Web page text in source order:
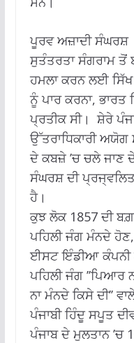
ਪੂਰਵ ਅਜ਼ਾਦੀ ਸੰਘਰਸ਼
ਸੁਤੰਤਰਤਾ ਸੰਗਰਾਮ ਤੋਂ
ਹਮਲਾ ਕਰਨ ਲਈ
ਨੂੰ ਪਾਰ ਕਰਨਾ, ਭਾਰਤ
ਪ੍ਰਤੀਕ ਸੀ। ਸ਼ੇਰੇ
ਉੱਤਰਾਧਿਕਾਰੀ ਅਯੋਗ
ਦੇ ਕਬਜ਼ੇ ’ਚ ਚਲੇ
ਸੰਘਰਸ਼ ਦੀ
ਹੈ।
ਕੁਝ ਲੋਕ 1857 ਦੀ
ਪਹਿਲੀ ਜੰਗ ਮੰਨਦੇ
ਈਸਟ ਇੰਡੀਆ ਕੰਪਨੀ
ਪਹਿਲੀ ਜੰਗ
ਨਾ ਮੰਨਦੇ ਕਿਸੇ ਦੀ’’
ਪੰਜਾਬੀ ਹਿੰਦੂ ਸਪੂਤ
ਪੰਜਾਬ ਦੇ ਮੁਲਤਾਨ ’ਚ